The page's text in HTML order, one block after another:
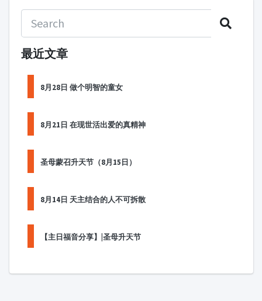
最近文章
8月28日 做个明智的童女
8月21日 在现世活出爱的真精神
圣母蒙召升天节（8月15日）
8月14日 天主结合的人不可拆散
【主日福音分享】|圣母升天节